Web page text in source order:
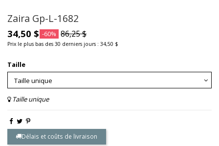
Zaira Gp-L-1682
34,50 $ -60% 86,25 $
Prix le plus bas des 30 derniers jours : 34,50 $
Taille
Taille unique
Délais et coûts de livraison